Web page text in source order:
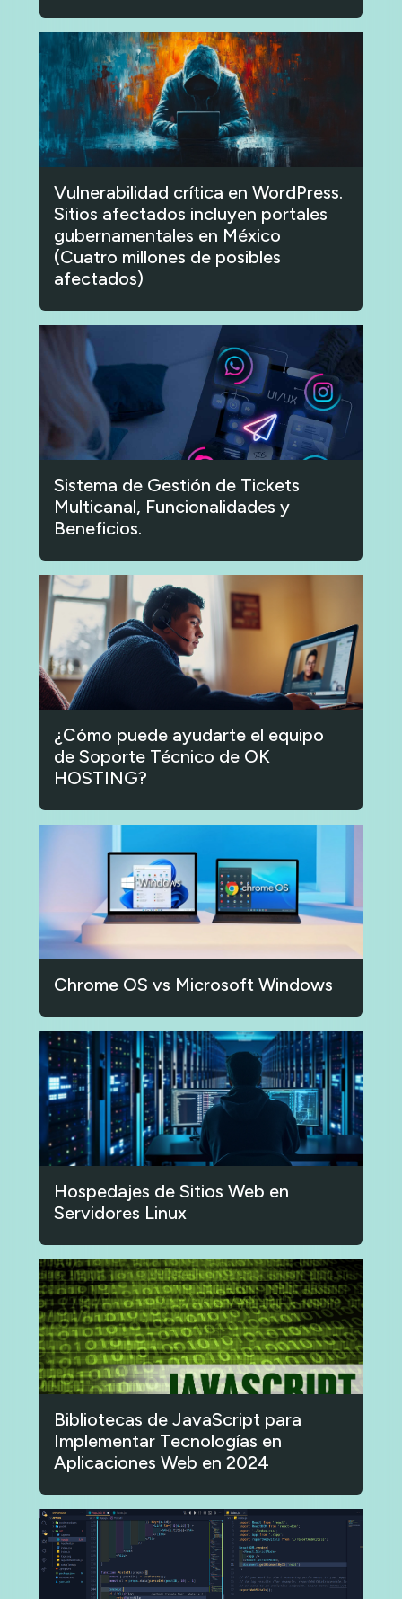
Vulnerabilidad crítica en WordPress.
Sitios afectados incluyen portales
gubernamentales en México
(Cuatro millones de posibles
afectados)
Sistema de Gestión de Tickets
Multicanal, Funcionalidades y
Beneficios.
¿Cómo puede ayudarte el equipo
de Soporte Técnico de OK
HOSTING?
Chrome OS vs Microsoft Windows
Hospedajes de Sitios Web en
Servidores Linux
Bibliotecas de JavaScript para
Implementar Tecnologías en
Aplicaciones Web en 2024